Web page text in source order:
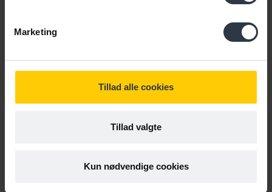
Marketing
Tillad alle cookies
Tillad valgte
Kun nødvendige cookies
opgaver.